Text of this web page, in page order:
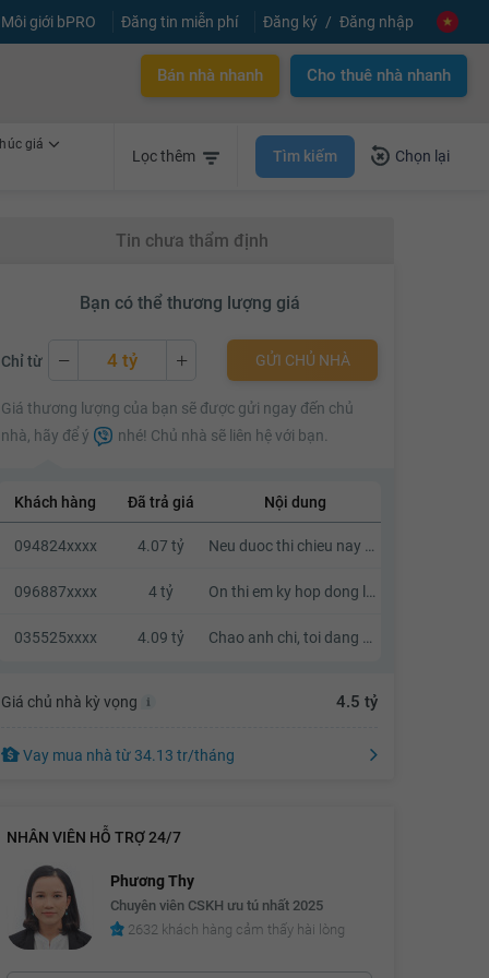
giới bPRO Đăng tin miễn phí Đăng ký Đăng nhập
Bán nhà nhanh Cho thuê nhà nhanh
giá
Lọc thêm Tìm kiếm Chọn lại
Tin chưa thẩm định
Bạn có thể thương lượng giá
Chỉ từ 4 tỷ
4.02 tỷ
4.06 tỷ
4.08 tỷ
4.16 tỷ
4.28 tỷ
4.3 tỷ
GỬI CHỦ NHÀ
Giá thương lượng của bạn sẽ được gửi ngay đến chủ
nhà, hãy để ý
nhé! Chủ nhà sẽ liên hệ với bạn.
Khách hàng Đã trả giá Nội dung
094824xxxx 4.07 tỷ Neu duoc thi chieu nay em qua xem nha
096887xxxx 4 tỷ On thi em ky hop dong luon nhe a
035525xxxx 4.09 tỷ Chao anh chi, toi dang quan tam den can nha cua anh chi, neu anh chi co thien chi ban thi chung ta co the lien he va trao doi truc tiep voi nhau.
Giá chủ nhà kỳ vọng 4.5 tỷ
Vay mua nhà từ 34.13 tr/tháng
NHÂN VIÊN HỖ TRỢ 24/7
Phương Thy
Chuyên viên CSKH ưu tú nhất 2025
2632 khách hàng cảm thấy hài lòng